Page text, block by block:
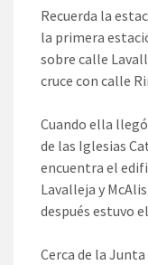
Recuerda la
la primera
sobre calle
cruce con calle
Cuando ella
de las Iglesias
encuentra el
Lavalleja y
después estuvo
Cerca de la